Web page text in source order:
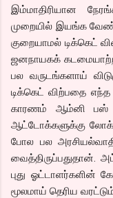
இம்மாதிரியான
முறையில் இயங்க
குறையாமல் டிக்கெட்
ஜனநாயகக்
பல வருடங்களாய்
டிக்கெட் விற்பதை
காரணம் ஆம்னி பஸ்
ஆட்டோக்களுக்கு
போல பல
வைத்திருப்பதுதான்.
புது ஓட்டாளர்களின்
மூலமாய் தெரிய